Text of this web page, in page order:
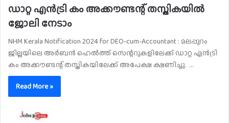
ഡാറ്റ എന്‍ട്രി കം അക്കൗണ്ടന്റ് തസ്തികയിൽ
ജോലി നേടാം
NHM Kerala Notification 2024 for DEO-cum-Accountant : മലപ്പുറം
ജില്ലയിലെ അര്‍ബന്‍ ഹെല്‍ത്ത് സെന്ററുകളിലേക്ക് ഡാറ്റ എന്‍ട്രി
കം അക്കൗണ്ടന്റ് തസ്തികയിലേക്ക് അപേക്ഷ ക്ഷണിച്ചു. …
Read More »